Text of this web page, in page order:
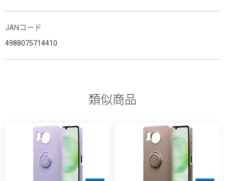
JANコード
4988075714410
類似商品